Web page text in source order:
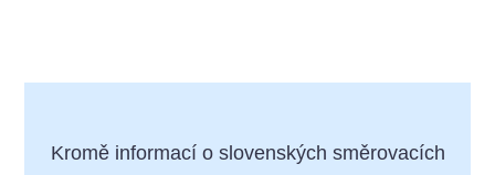
Kromě informací o slovenských směrovacích